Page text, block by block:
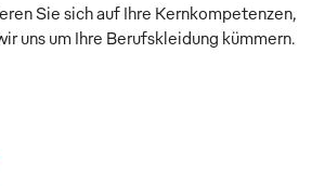
Sie sich auf Ihre Kernkompetenzen,
uns um Ihre Berufskleidung kümmern.